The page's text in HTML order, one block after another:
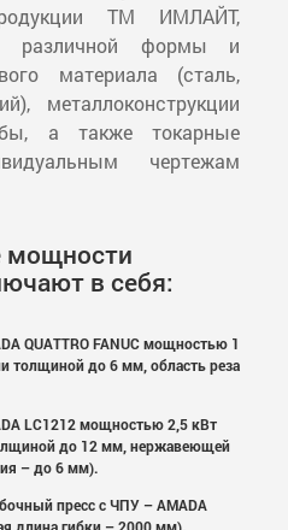
TM ИМЛАЙТ,
различной формы и
материала (сталь,
металлоконструкции
а также токарные
чертежам
мощности
в себя:
QUATTRO FANUC мощностью 1
толщиной до 6 мм, область реза
LC1212 мощностью 2,5 кВт
до 12 мм, нержавеющей
– до 6 мм).
пресс с ЧПУ – AMADA
длина гибки – 2000 мм).